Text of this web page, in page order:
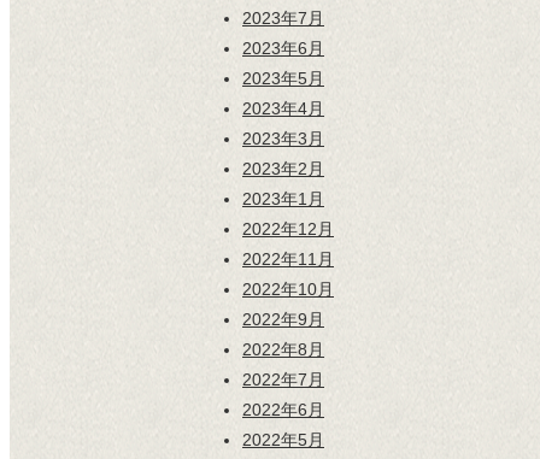
2023年7月
2023年6月
2023年5月
2023年4月
2023年3月
2023年2月
2023年1月
2022年12月
2022年11月
2022年10月
2022年9月
2022年8月
2022年7月
2022年6月
2022年5月